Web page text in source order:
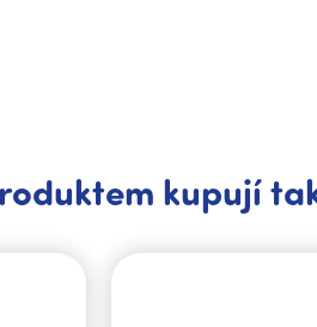
kupují